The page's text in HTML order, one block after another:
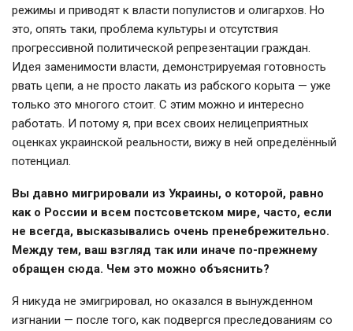
режимы и приводят к власти популистов и олигархов. Но
это, опять таки, проблема культуры и отсутствия
прогрессивной политической репрезентации граждан.
Идея заменимости власти, демонстрируемая готовность
рвать цепи, а не просто лакать из рабского корыта — уже
только это многого стоит. С этим можно и интересно
работать. И потому я, при всех своих нелицеприятных
оценках украинской реальности, вижу в ней определённый
потенциал.
Вы давно мигрировали из Украины, о которой, равно
как о России и всем постсоветском мире, часто, если
не всегда, высказывались очень пренебрежительно.
Между тем, ваш взгляд так или иначе по-прежнему
обращен сюда. Чем это можно объяснить?
Я никуда не эмигрировал, но оказался в вынужденном
изгнании — после того, как подвергся преследованиям со